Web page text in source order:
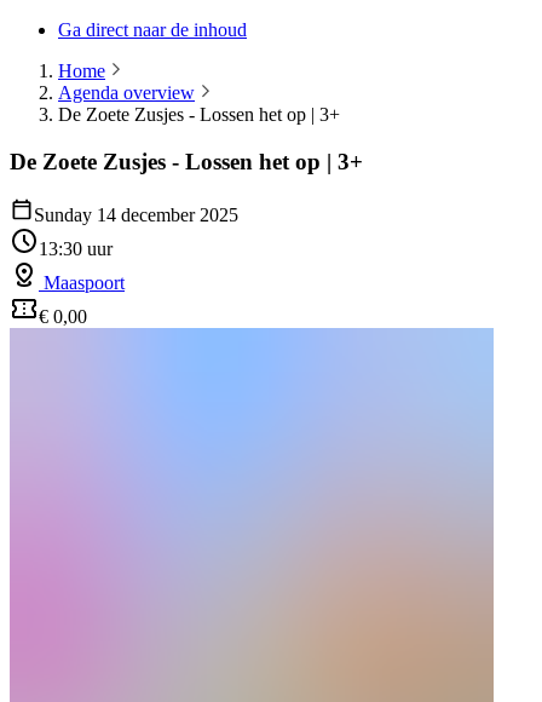
Ga direct naar de inhoud
Home
Agenda overview
De Zoete Zusjes - Lossen het op | 3+
De Zoete Zusjes - Lossen het op | 3+
Sunday 14 december 2025
13:30 uur
Maaspoort
€ 0,00